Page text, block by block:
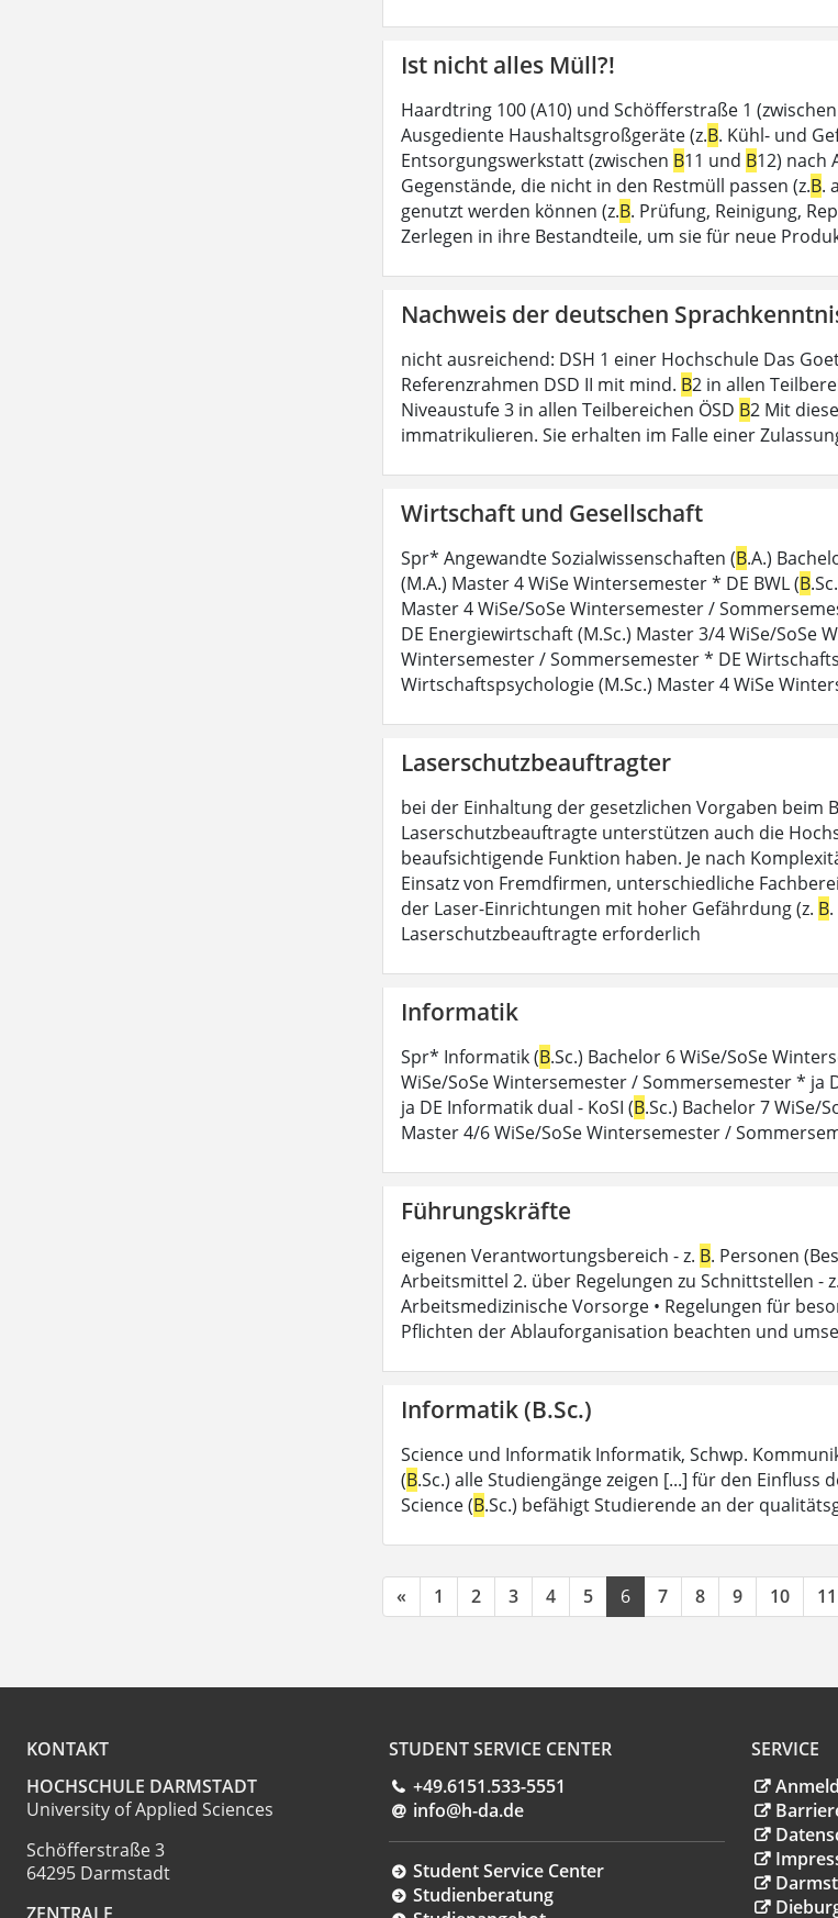
Ist nicht alles Müll?!
Haardtring 100 (A10) und Schöfferstraße 1 (zwischen
Ausgediente Haushaltsgroßgeräte (z.B. Kühl- und
Entsorgungswerkstatt (zwischen B11 und B12) nach
Gegenstände, die nicht in den Restmüll passen (z.B.
genutzt werden können (z.B. Prüfung, Reinigung,
Zerlegen in ihre Bestandteile, um sie für neue
Nachweis der deutschen
nicht ausreichend: DSH 1 einer Hochschule Das
Referenzrahmen DSD II mit mind. B2 in allen
Niveaustufe 3 in allen Teilbereichen ÖSD B2 Mit
immatrikulieren. Sie erhalten im Falle einer
Wirtschaft und Gesellschaft
Spr* Angewandte Sozialwissenschaften (B.A.)
(M.A.) Master 4 WiSe Wintersemester * DE BWL (B
Master 4 WiSe/SoSe Wintersemester /
DE Energiewirtschaft (M.Sc.) Master 3/4 WiSe/SoSe
Wintersemester / Sommersemester * DE
Wirtschaftspsychologie (M.Sc.) Master 4 WiSe
Laserschutzbeauftragter
bei der Einhaltung der gesetzlichen Vorgaben beim
Laserschutzbeauftragte unterstützen auch die
beaufsichtigende Funktion haben. Je nach
Einsatz von Fremdfirmen, unterschiedliche
der Laser-Einrichtungen mit hoher Gefährdung (z. B
Laserschutzbeauftragte erforderlich
Informatik
Spr* Informatik (B.Sc.) Bachelor 6 WiSe/SoSe
WiSe/SoSe Wintersemester / Sommersemester * ja
ja DE Informatik dual - KoSI (B.Sc.) Bachelor 7 WiSe/
Master 4/6 WiSe/SoSe Wintersemester /
Führungskräfte
eigenen Verantwortungsbereich - z. B. Personen
Arbeitsmittel 2. über Regelungen zu Schnittstellen - z.
Arbeitsmedizinische Vorsorge • Regelungen für
Pflichten der Ablauforganisation beachten und
Informatik (B.Sc.)
Science und Informatik Informatik, Schwp.
(B.Sc.) alle Studiengänge zeigen [...] für den
Science (B.Sc.) befähigt Studierende an der
« 1 2 3 4 5 6 7 8 9 10 11
KONTAKT
HOCHSCHULE DARMSTADT
University of Applied Sciences
Schöfferstraße 3
64295 Darmstadt
STUDENT SERVICE CENTER
+49.6151.533-5551
info@h-da.de
Student Service Center
Studienberatung
SERVICE